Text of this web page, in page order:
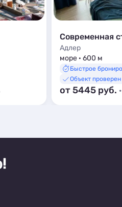
Адлер
море · 600 м
Быстрое
Объект проверен
от 5445 руб.